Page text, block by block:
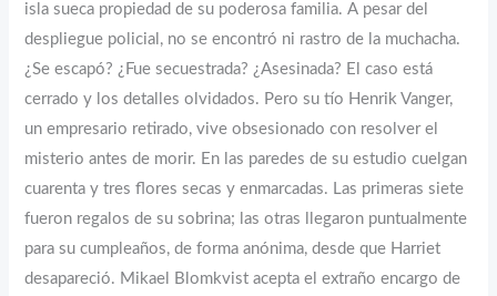
isla sueca propiedad de su poderosa familia. A pesar del
despliegue policial, no se encontró ni rastro de la muchacha.
¿Se escapó? ¿Fue secuestrada? ¿Asesinada? El caso está
cerrado y los detalles olvidados. Pero su tío Henrik Vanger,
un empresario retirado, vive obsesionado con resolver el
misterio antes de morir. En las paredes de su estudio cuelgan
cuarenta y tres flores secas y enmarcadas. Las primeras siete
fueron regalos de su sobrina; las otras llegaron puntualmente
para su cumpleaños, de forma anónima, desde que Harriet
desapareció. Mikael Blomkvist acepta el extraño encargo de